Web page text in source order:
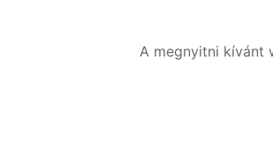
A megnyitni kívánt